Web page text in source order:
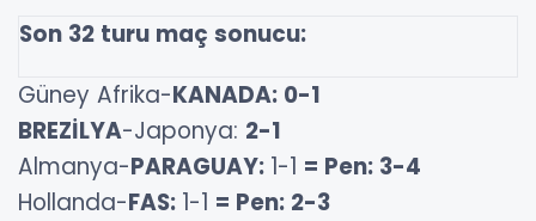
Son 32 turu maç sonucu:
Güney Afrika-KANADA: 0-1
BREZİLYA-Japonya: 2-1
Almanya-PARAGUAY: 1-1 = Pen: 3-4
Hollanda-FAS: 1-1 = Pen: 2-3